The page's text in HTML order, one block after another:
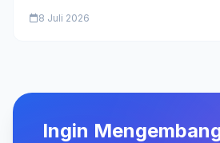
8 Juli 2026
Ingin